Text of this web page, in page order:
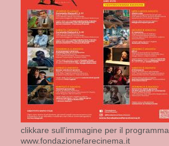
clikkare sull'immagine per il programma
www.fondazionefarecinema.it